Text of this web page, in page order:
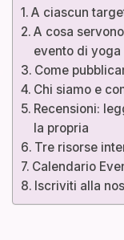
A ciascun
A cosa
evento di yoga
Come
Chi siamo e
Recensioni:
la propria
Tre risorse
Calendario
Iscriviti alla